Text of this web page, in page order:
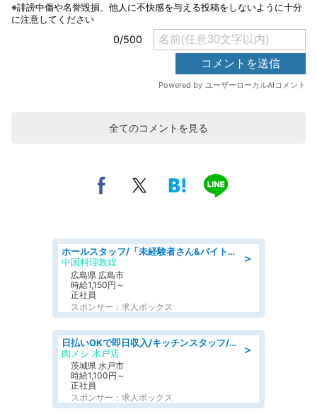
全てのコメントを見る
＞
ホールスタッフ/「未経験者さん&バイトデビューも大歓迎」残業ほぼなし×1日3時間〜勤務OK!フォロー体制も充実/広島県/広島市南区
中国料理敦煌
広島県 広島市
時給1,150円～
正社員
スポンサー：求人ボックス
＞
日払いOKで即日収入/キッチンスタッフ/「原付免許必須」デリバリー業務など、自己成長可能な幅広い仕事に挑戦!髪型自由&ピアス・ネイルOK/茨城県/水戸市
肉メシ 水戸店
茨城県 水戸市
時給1,100円～
正社員
スポンサー：求人ボックス